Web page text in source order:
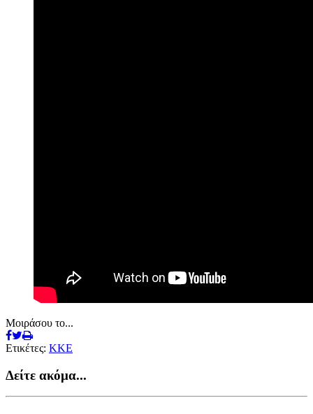
Μοιράσου το...
Ετικέτες: ΚΚΕ
Δείτε ακόμα...